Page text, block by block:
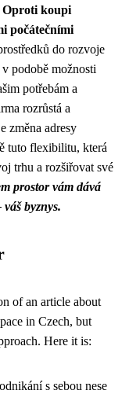
Oproti koupi
počátečními
do rozvoje
podobě možnosti
potřebám a
rozrůstá a
změna adresy
tuto flexibilitu, která
trhu a rozšiřovat své
prostor vám dává
byznys.
of an article about
in Czech, but
Here it is:
s sebou nese